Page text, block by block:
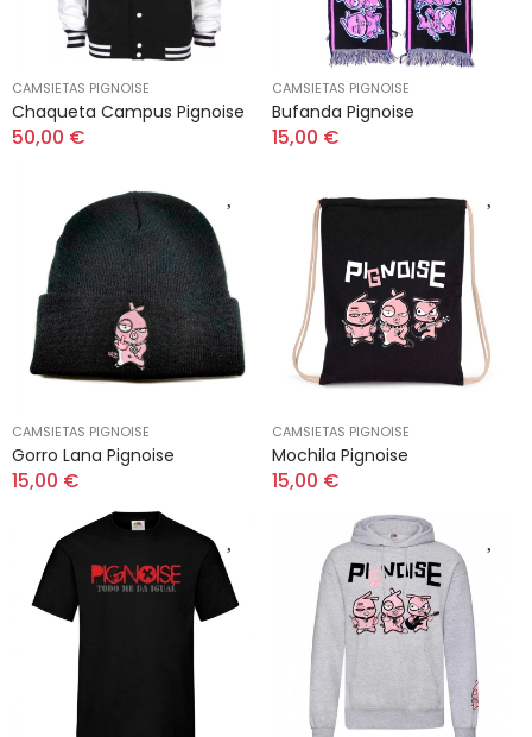
CAMSIETAS PIGNOISE
Chaqueta Campus Pignoise
50,00 €
CAMSIETAS PIGNOISE
Bufanda Pignoise
15,00 €
CAMSIETAS PIGNOISE
Gorro Lana Pignoise
15,00 €
CAMSIETAS PIGNOISE
Mochila Pignoise
15,00 €